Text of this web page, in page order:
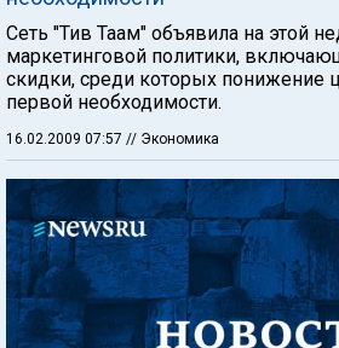
Сеть "Тив Таам" объявила на этой
маркетинговой политики,
скидки, среди которых понижение
первой необходимости.
16.02.2009 07:57 // Экономика